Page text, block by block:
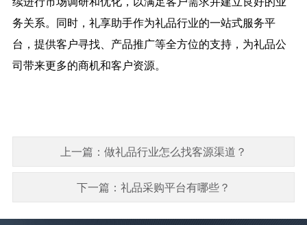
务关系。同时，礼享助手作为礼品行业的一站式服务平
台，提供客户寻找、产品推广等全方位的支持，为礼品公
司带来更多的商机和客户资源。
上一篇：做礼品行业怎么找客源渠道？
下一篇：礼品采购平台有哪些？